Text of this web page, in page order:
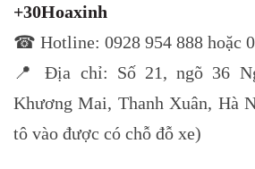
+30Hoaxinh
☎ Hotline: 0928 954 888 hoặc
📍 Địa chỉ: Số 21, ngõ 36
Khương Mai, Thanh Xuân, Hà
tô vào được có chỗ đỗ xe)